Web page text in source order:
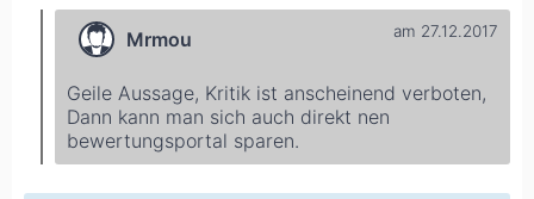
Mrmou am 27.12.2017
Geile Aussage, Kritik ist anscheinend verboten,
Dann kann man sich auch direkt nen
bewertungsportal sparen.